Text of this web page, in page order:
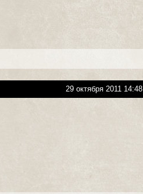
29 октября 2011 14:48